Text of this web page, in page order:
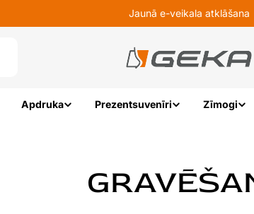
Jaunā e-veikala atklāšana
Apdruka Prezentsuvenīri Zīmogi